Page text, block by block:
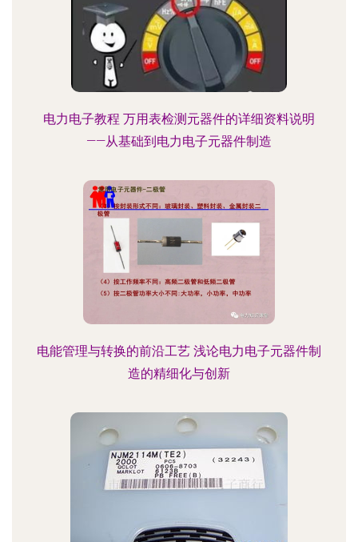
电力电子教程 万用表检测元器件的详细资料说明
——从基础到电力电子元器件制造
电能管理与转换的前沿工艺 浅论电力电子元器件制
造的精细化与创新